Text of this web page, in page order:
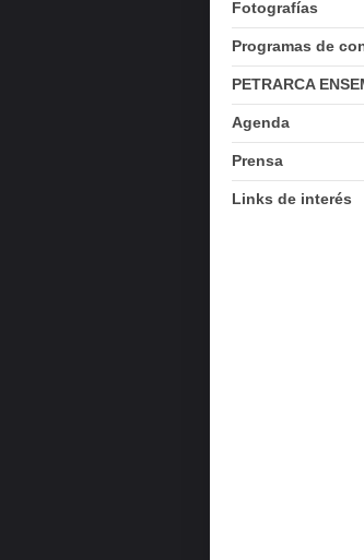
Fotografías
Programas de
PETRARCA
Agenda
Prensa
Links de interés